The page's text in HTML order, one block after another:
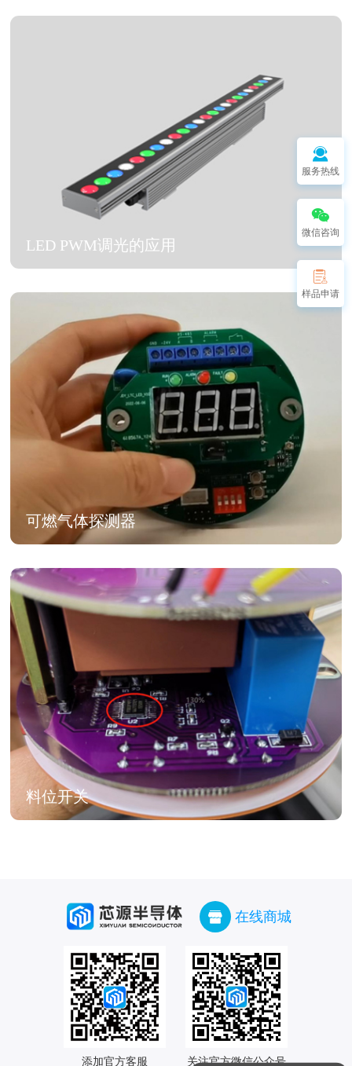
LED PWM调光的应用
可燃气体探测器
料位开关
在线商城
添加官方客服 关注官方微信公众号
服务热线
微信咨询
样品申请